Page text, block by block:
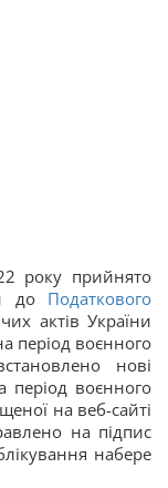
року прийнято
до Податкового
актів України
період воєнного
нові
період воєнного
на веб-сайті
на підпис
набере